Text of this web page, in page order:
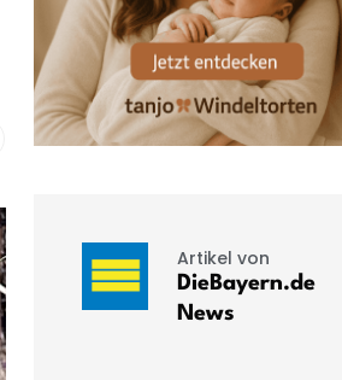
Artikel von
DieBayern.de
News